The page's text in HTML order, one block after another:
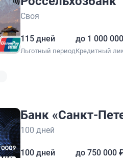
Своя
115 дней
Льготный период
до 1 000
Кредитный
Банк «Санкт-
100 дней
100 дней до 750 000